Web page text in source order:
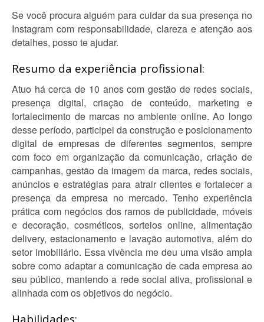
Se você procura alguém para cuidar da sua presença no
Instagram com responsabilidade, clareza e atenção aos
detalhes, posso te ajudar.
Resumo da experiência profissional:
Atuo há cerca de 10 anos com gestão de redes sociais,
presença digital, criação de conteúdo, marketing e
fortalecimento de marcas no ambiente online. Ao longo
desse período, participei da construção e posicionamento
digital de empresas de diferentes segmentos, sempre
com foco em organização da comunicação, criação de
campanhas, gestão da imagem da marca, redes sociais,
anúncios e estratégias para atrair clientes e fortalecer a
presença da empresa no mercado. Tenho experiência
prática com negócios dos ramos de publicidade, móveis
e decoração, cosméticos, sorteios online, alimentação
delivery, estacionamento e lavação automotiva, além do
setor imobiliário. Essa vivência me deu uma visão ampla
sobre como adaptar a comunicação de cada empresa ao
seu público, mantendo a rede social ativa, profissional e
alinhada com os objetivos do negócio.